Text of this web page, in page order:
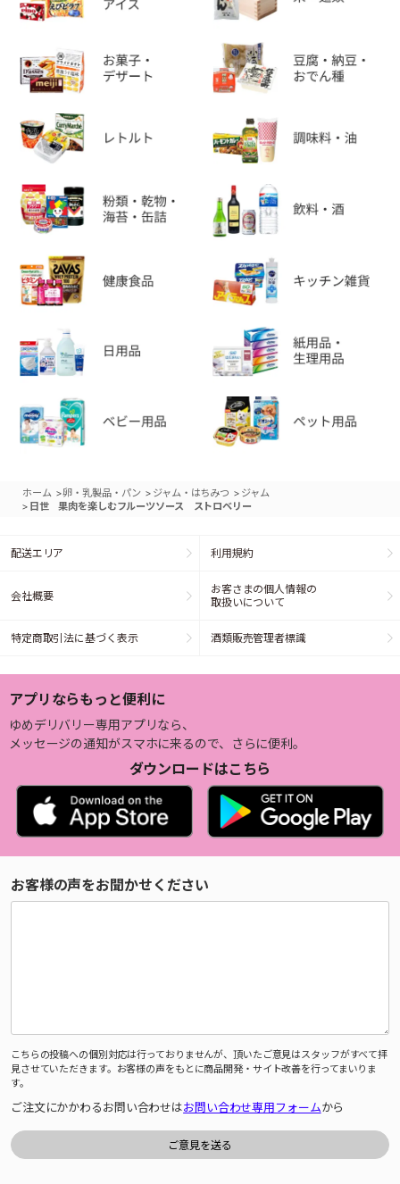
ホーム >卵・乳製品・パン > ジャム・はちみつ > ジャム
> 日世 果肉を楽しむフルーツソース ストロベリー
配送エリア 利用規約
会社概要
お客さまの個人情報の
取扱いについて
特定商取引法に基づく表示 酒類販売管理者標識
アプリならもっと便利に
ゆめデリバリー専用アプリなら、
メッセージの通知がスマホに来るので、さらに便利。
ダウンロードはこちら
お客様の声をお聞かせください
こちらの投稿への個別対応は行っておりませんが、頂いたご意見はスタッフがすべて拝
見させていただきます。お客様の声をもとに商品開発・サイト改善を行ってまいりま
す。
ご注文にかかわるお問い合わせはお問い合わせ専用フォームから